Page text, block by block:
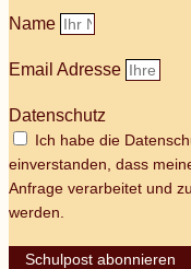
Name
Email Adresse
Datenschutz
Ich habe die
einverstanden, dass
Anfrage verarbeitet und
werden.
Schulpost abonnieren